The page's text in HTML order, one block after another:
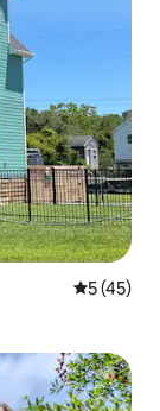
5 (45)